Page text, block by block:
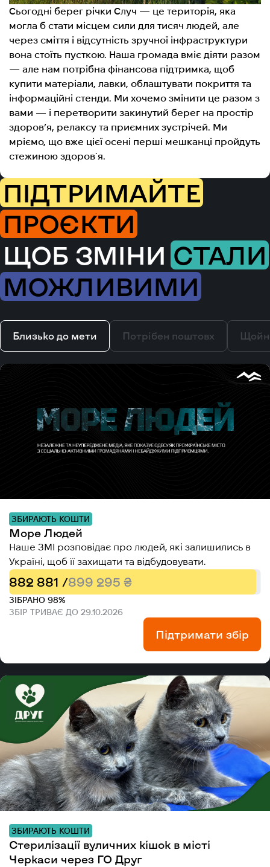
Сьогодні берег річки Случ — це територія, яка
могла б стати місцем сили для тисяч людей, але
через сміття і відсутність зручної інфраструктури
вона стоїть пусткою. Наша громада вміє діяти разом
— але нам потрібна фінансова підтримка, щоб
купити матеріали, лавки, облаштувати покриття та
інформаційні стенди. Ми хочемо змінити це разом з
вами — і перетворити закинутий берег на простір
здоров’я, релаксу та приємних зустрічей. Ми
мріємо, що вже цієї осені перші мешканці пройдуть
стежиною здоров`я.
ПІДТРИМАЙТЕ
ПРОЄКТИ
ЩОБ ЗМІНИ СТАЛИ
МОЖЛИВИМИ
Близько до мети Потрібен поштовх
ЗБИРАЮТЬ КОШТИ
Море Людей
Наше ЗМІ розповідає про людей, які залишились в
Україні, щоб її захищати та відбудовувати.
882 881 /899 295 ₴
ЗІБРАНО 98%
ЗБІР ТРИВАЄ ДО 29.10.2026
Підтримати збір
ЗБИРАЮТЬ КОШТИ
Стерилізації вуличних кішок в місті
Черкаси через ГО Друг